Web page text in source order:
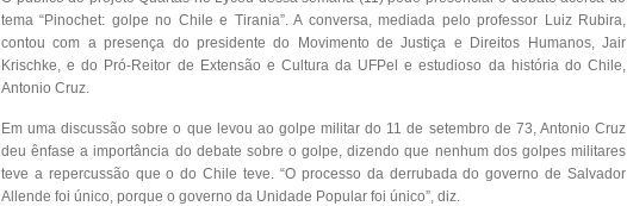
tema “Pinochet: golpe no Chile e Tirania”. A conversa, mediada pelo professor Luiz Rubira,
contou com a presença do presidente do Movimento de Justiça e Direitos Humanos, Jair
Krischke, e do Pró-Reitor de Extensão e Cultura da UFPel e estudioso da história do Chile,
Antonio Cruz.
Em uma discussão sobre o que levou ao golpe militar do 11 de setembro de 73, Antonio Cruz
deu ênfase a importância do debate sobre o golpe, dizendo que nenhum dos golpes militares
teve a repercussão que o do Chile teve. “O processo da derrubada do governo de Salvador
Allende foi único, porque o governo da Unidade Popular foi único”, diz.